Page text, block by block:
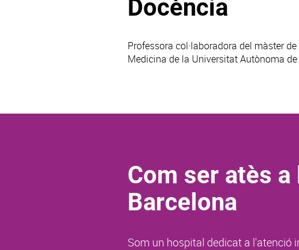
Docència
Professora col·laboradora del màster
Medicina de la Universitat Autònoma
Com ser atès
Barcelona
Som un hospital dedicat a l'atenció